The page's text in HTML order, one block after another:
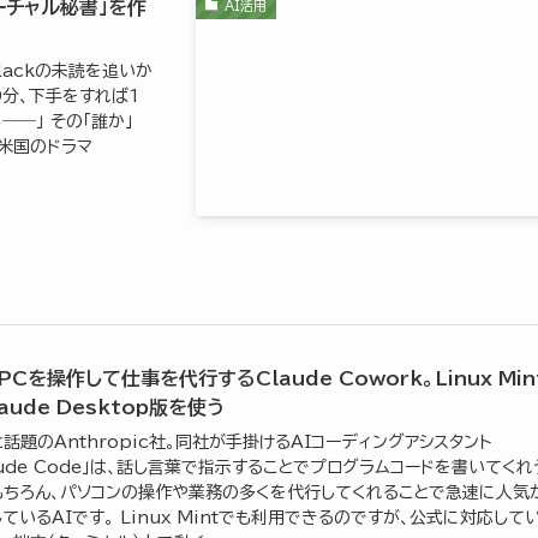
AI活用
ャル秘書」を作
の未読を追いか
、下手をすれば1
」 その「誰か」
国のドラマ
を操作して仕事を代行するClaude Cowork。Linux
Desktop版を使う
話題のAnthropic社。同社が手掛けるAIコーディングアシスタント
Code」は、話し言葉で指示することでプログラムコードを書いてくれ
ろん、パソコンの操作や業務の多くを代行してくれることで急速に人気
ているAIです。 Linux Mintでも利用できるのですが、公式に対応して